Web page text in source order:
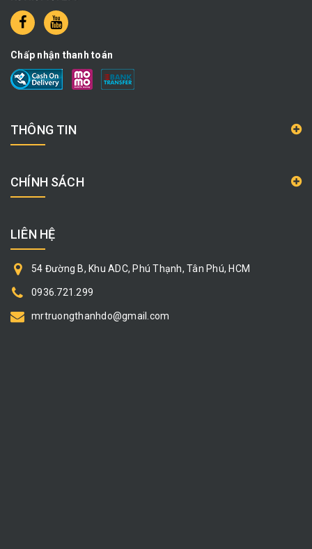
Chấp nhận thanh toán
THÔNG TIN
CHÍNH SÁCH
LIÊN HỆ
54 Đường B, Khu ADC, Phú Thạnh, Tân Phú, HCM
0936.721.299
mrtruongthanhdo@gmail.com